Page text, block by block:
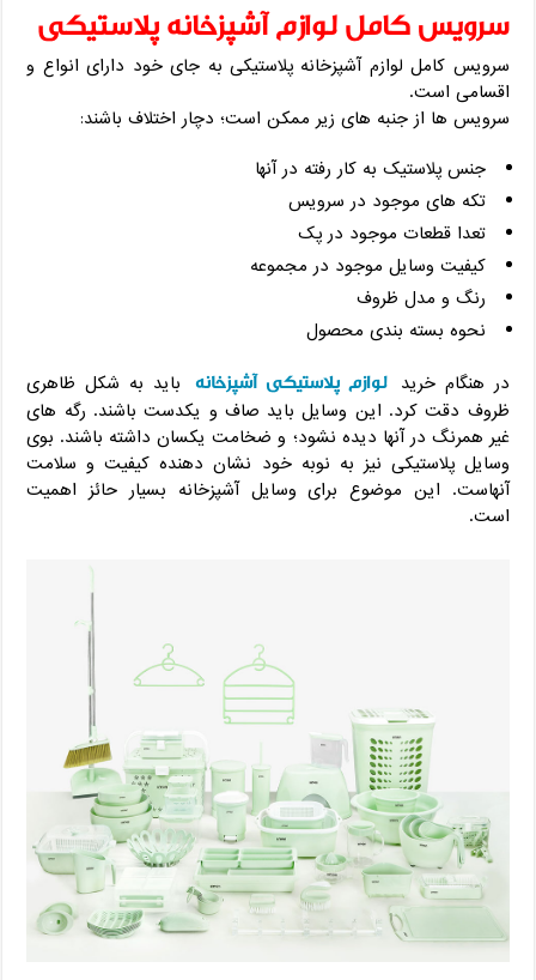
سرویس کامل لوازم آشپزخانه پلاستیکی
سرویس کامل لوازم آشپزخانه پلاستیکی به جای خود دارای انواع و
اقسامی است.
سرویس ها از جنبه های زیر ممکن است؛ دچار اختلاف باشند:
جنس پلاستیک به کار رفته در آنها
تکه های موجود در سرویس
تعدا قطعات موجود در پک
کیفیت وسایل موجود در مجموعه
رنگ و مدل ظروف
نحوه بسته بندی محصول
در هنگام خرید لوازم پلاستیکی آشپزخانه باید به شکل ظاهری
ظروف دقت کرد. این وسایل باید صاف و یکدست باشند. رگه های
غیر همرنگ در آنها دیده نشود؛ و ضخامت یکسان داشته باشند. بوی
وسایل پلاستیکی نیز به نوبه خود نشان دهنده کیفیت و سلامت
آنهاست. این موضوع برای وسایل آشپزخانه بسیار حائز اهمیت
است.